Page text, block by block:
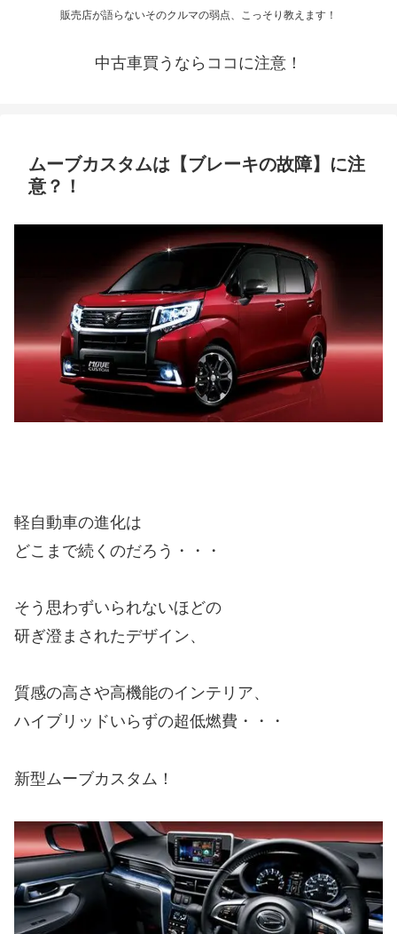
販売店が語らないそのクルマの弱点、こっそり教えます！
中古車買うならココに注意！
ムーブカスタムは【ブレーキの故障】に注
意？！
軽自動車の進化は
どこまで続くのだろう・・・
そう思わずいられないほどの
研ぎ澄まされたデザイン、
質感の高さや高機能のインテリア、
ハイブリッドいらずの超低燃費・・・
新型ムーブカスタム！